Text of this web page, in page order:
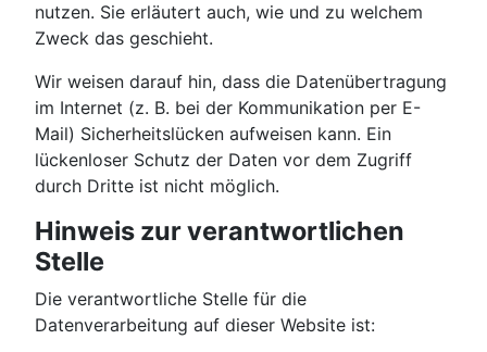
nutzen. Sie erläutert auch, wie und zu welchem
Zweck das geschieht.
Wir weisen darauf hin, dass die Datenübertragung
im Internet (z. B. bei der Kommunikation per E-
Mail) Sicherheitslücken aufweisen kann. Ein
lückenloser Schutz der Daten vor dem Zugriff
durch Dritte ist nicht möglich.
Hinweis zur verantwortlichen
Stelle
Die verantwortliche Stelle für die
Datenverarbeitung auf dieser Website ist: